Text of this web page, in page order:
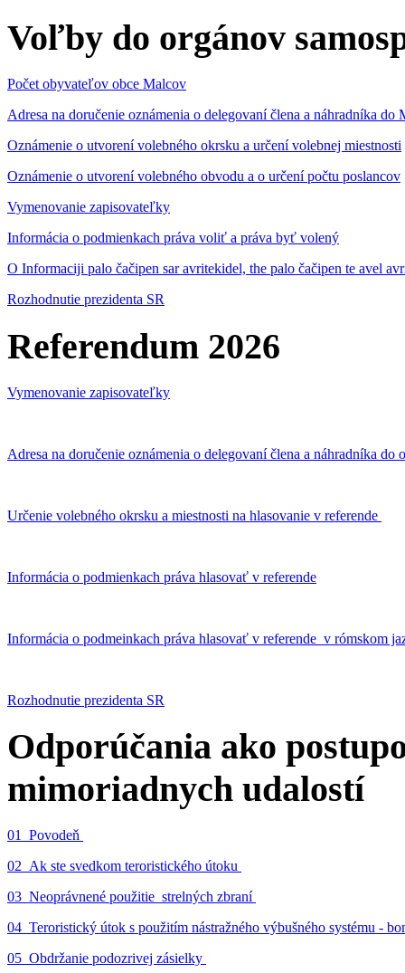
Voľby do orgánov
Počet obyvateľov obce Malcov
Adresa na doručenie oznámenia o delegovaní člena a náhradníka
Oznámenie o utvorení volebného okrsku a určení volebnej miestnosti
Oznámenie o utvorení volebného obvodu a o určení počtu poslancov
Vymenovanie zapisovateľky
Informácia o podmienkach práva voliť a práva byť volený
O Informaciji palo čačipen sar avritekidel, the palo čačipen te avel
Rozhodnutie prezidenta SR
Referendum 2026
Vymenovanie zapisovateľky
Adresa na doručenie oznámenia o delegovaní člena a náhradníka
Určenie volebného okrsku a miestnosti na hlasovanie v referende
Informácia o podmienkach práva hlasovať v referende
Informácia o podmeinkach práva hlasovať v referende v rómskom
Rozhodnutie prezidenta SR
Odporúčania ako
mimoriadnych udalostí
01_Povodeň
02_Ak ste svedkom teroristického útoku
03_Neoprávnené použitie strelných zbraní
04_Teroristický útok s použitím nástražného výbušného systému -
05_Obdržanie podozrivej zásielky